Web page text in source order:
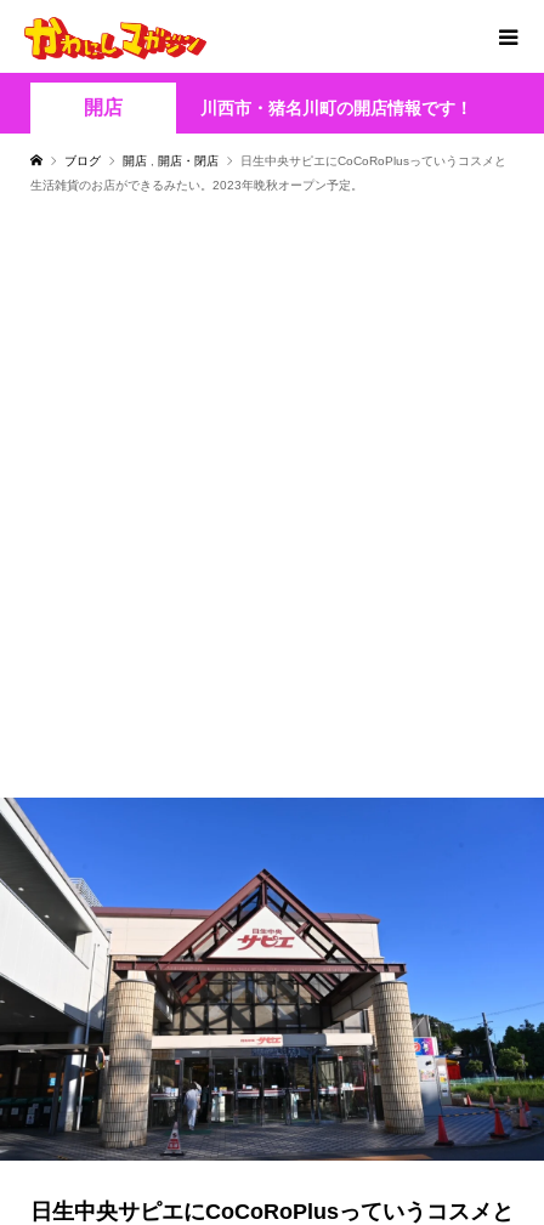
開店 川西市・猪名川町の開店情報です！
ブログ 開店 開店・閉店
日生中央サピエにCoCoRoPlusっていうコスメと
生活雑貨のお店ができるみたい。2023年晩秋オープン予定。
日生中央サピエにCoCoRoPlusっていうコスメと